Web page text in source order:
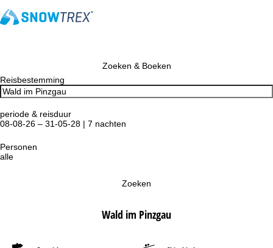
Zoeken & Boeken
Reisbestemming
periode & reisduur
08-08-26 – 31-05-28 | 7 nachten
Personen
alle
Zoeken
Wald im Pinzgau